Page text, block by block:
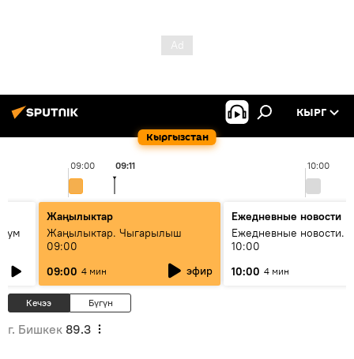
Кыргызстан
КЫРГ
09:00 10:00
09:11
Жаңылыктар
Жаңылыктар. Чыгарылыш
09:00
09:00 4 мин эфир
Ежедневные новости
Ежедневные новости.
10:00
10:00 4 мин
Кечээ Бүгүн
г. Бишкек 89.3